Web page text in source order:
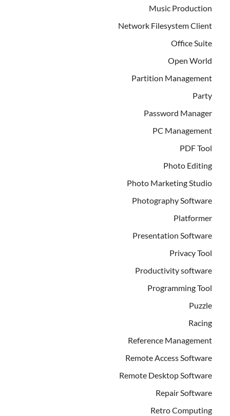
Music Production
Network Filesystem Client
Office Suite
Open World
Partition Management
Party
Password Manager
PC Management
PDF Tool
Photo Editing
Photo Marketing Studio
Photography Software
Platformer
Presentation Software
Privacy Tool
Productivity software
Programming Tool
Puzzle
Racing
Reference Management
Remote Access Software
Remote Desktop Software
Repair Software
Retro Computing